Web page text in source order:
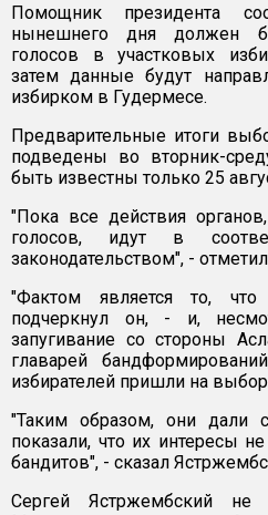
Помощник президента
нынешнего дня должен
голосов в участковых
затем данные будут
избирком в Гудермесе.
Предварительные итоги
подведены во вторник-
быть известны только 25
"Пока все действия
голосов, идут в
законодательством", -
"Фактом является то,
подчеркнул он, - и,
запугивание со стороны
главарей
избирателей пришли на
"Таким образом, они дали
показали, что их интересы
бандитов", - сказал
Сергей Ястржембский не